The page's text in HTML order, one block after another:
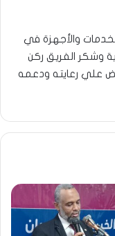
والأجهزة في
وشكر الفريق ركن
علي رعايته ودعمه